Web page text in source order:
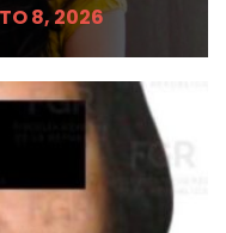
8, 2026